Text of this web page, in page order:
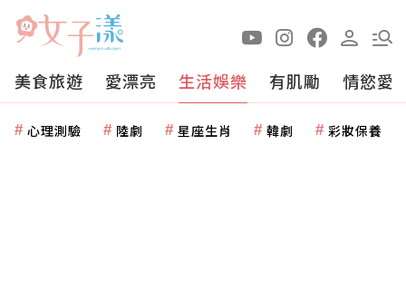
美食旅遊 愛漂亮 生活娛樂 有肌勵 情慾愛
心理測驗 陸劇 星座生肖 韓劇 彩妝保養